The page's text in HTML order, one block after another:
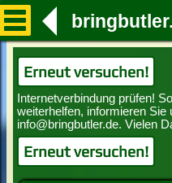
Erneut versuchen!
Erneut versuchen!